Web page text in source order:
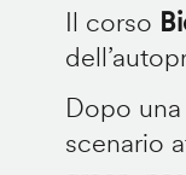
Il corso
Dopo
scenario